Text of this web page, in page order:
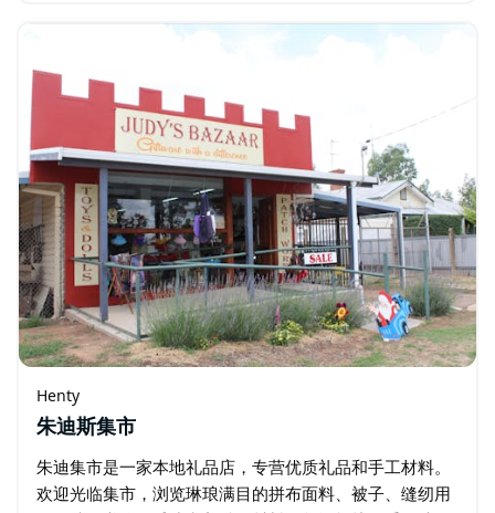
Henty
朱迪斯集市
朱迪集市是一家本地礼品店，专营优质礼品和手工材料。
欢迎光临集市，浏览琳琅满目的拼布面料、被子、缝纫用